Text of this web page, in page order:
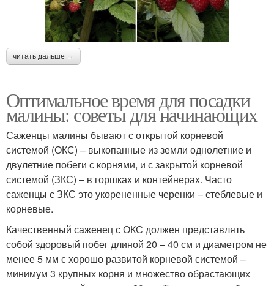
читать дальше →
Оптимальное время для посадки
малины: советы для начинающих
Саженцы малины бывают с открытой корневой
системой (ОКС) – выкопанные из земли однолетние и
двулетние побеги с корнями, и с закрытой корневой
системой (ЗКС) – в горшках и контейнерах. Часто
саженцы с ЗКС это укорененные черенки – стеблевые и
корневые.
Качественный саженец с ОКС должен представлять
собой здоровый побег длиной 20 – 40 см и диаметром не
менее 5 мм с хорошо развитой корневой системой –
минимум 3 крупных корня и множество обрастающих